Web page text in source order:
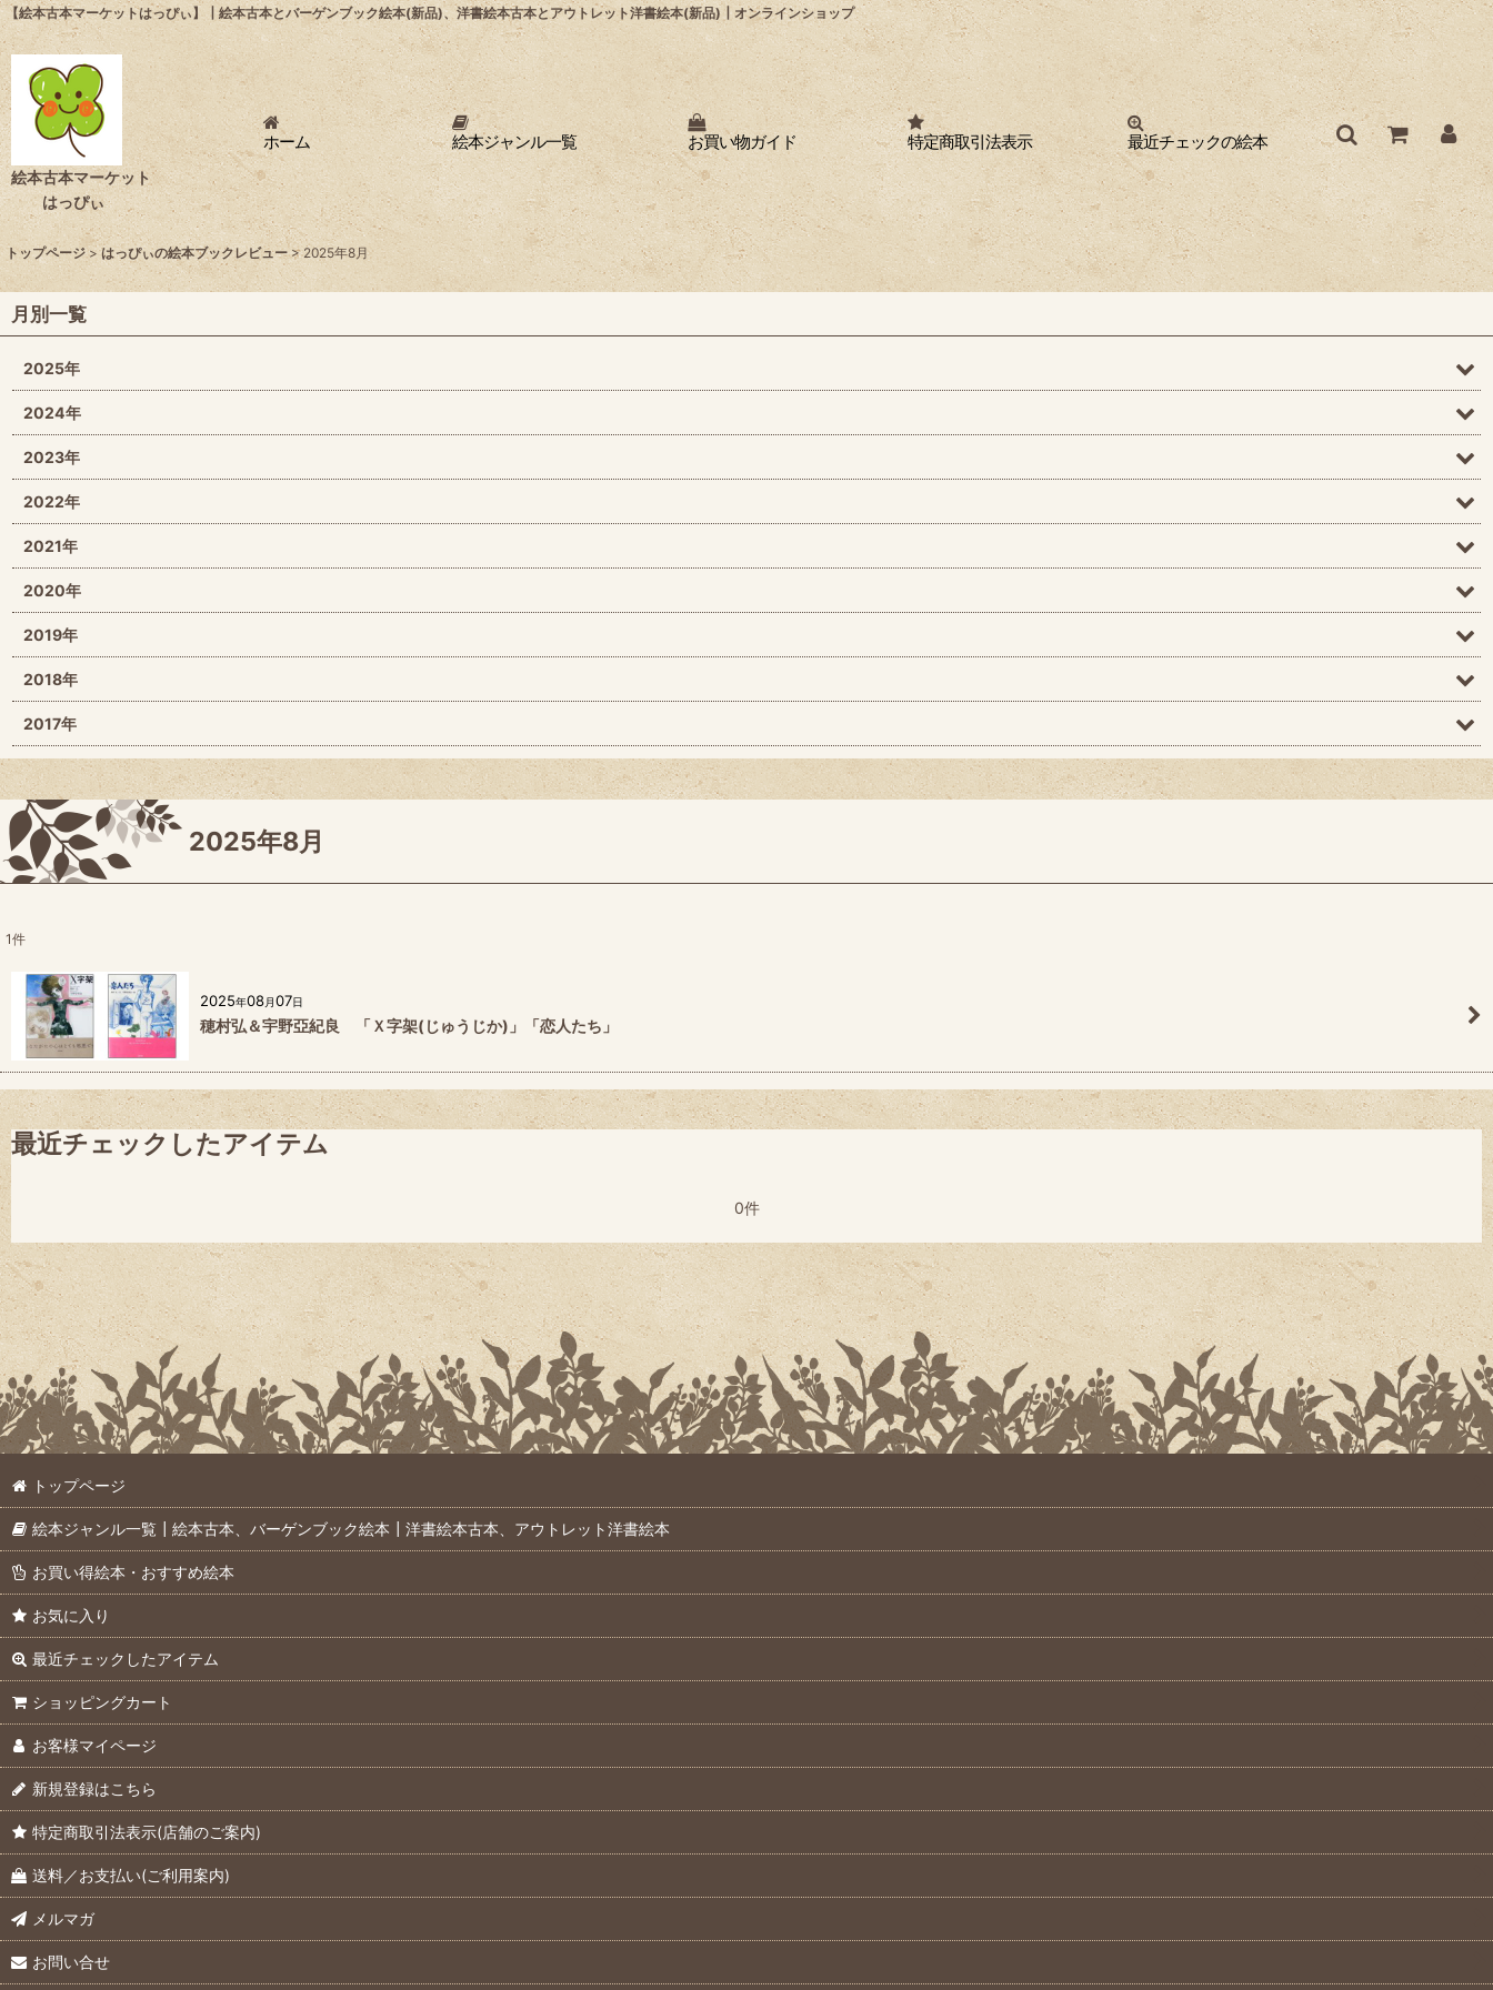
【絵本古本マーケットはっぴぃ】┃絵本古本とバーゲンブック絵本(新品)、洋書絵本古本とアウトレット洋書絵本(新品)┃オンラインショップ
絵本古本マーケット
はっぴぃ
ホーム 絵本ジャンル一覧 お買い物ガイド 特定商取引法表示 最近チェックの絵本
トップページ > はっぴぃの絵本ブックレビュー > 2025年8月
2025年8月
1件
2025年08月07日
穂村弘＆宇野亞紀良 「Ｘ字架(じゅうじか)」「恋人たち」
月別一覧
2025年
2024年
2023年
2022年
2021年
2020年
2019年
2018年
2017年
最近チェックしたアイテム
0件
トップページ
絵本ジャンル一覧┃絵本古本、バーゲンブック絵本┃洋書絵本古本、アウトレット洋書絵本
お買い得絵本・おすすめ絵本
お気に入り
最近チェックしたアイテム
ショッピングカート
お客様マイページ
新規登録はこちら
特定商取引法表示(店舗のご案内)
送料／お支払い(ご利用案内)
メルマガ
お問い合せ